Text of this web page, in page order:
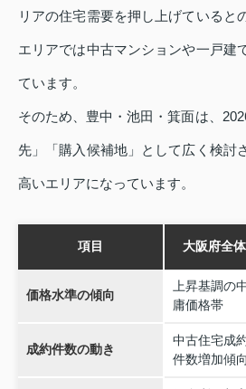
リアの住宅需要を押し上げていると
エリアでは中古マンションや一戸建
ています。
そのため、豊中・池田・箕面は、
先」「購入候補地」として広く検討
高いエリアになっています。
項目 大阪府全体
価格水準の傾向
上昇基調の
庸価格帯
成約件数の動き
中古住宅成
件数増加傾向